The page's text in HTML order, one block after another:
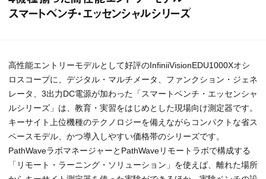
スマートベンチ・エッセンシャルシリーズ
高性能エントリーモデルとして好評のInfiniiVisionEDU1000Xオシ
ロスコープに、デジタル・マルチメータ、ファンクション・ジェネ
レータ、3出力DC電源が加わった「スマートベンチ・エッセンシャ
ルシリーズ」は、教育・実習をはじめとした現場向け測定器です。
キーサイト上位機種のテクノロジーを備えながらコンパクトな省ス
ペースモデル、かつ導入しやすい価格帯のシリーズです。
PathWaveラボマネージャーとPathWaveリモートラボで構成する
「リモート・ラーニング・ソリューション」を使えば、離れた場所